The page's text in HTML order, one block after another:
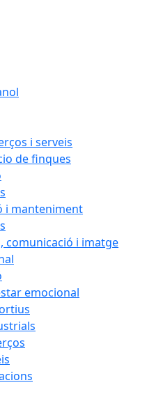
i serveis
de finques
i manteniment
comunicació i imatge
emocional